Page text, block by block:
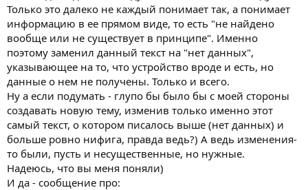
Только это далеко не каждый понимает так, а понимает
информацию в ее прямом виде, то есть "не найдено
вообще или не существует в принципе". Именно
поэтому заменил данный текст на "нет данных",
указывающее на то, что устройство вроде и есть, но
данные о нем не получены. Только и всего.
Ну а если подумать - глупо бы было бы с моей стороны
создавать новую тему, изменив только именно этот
самый текст, о котором писалось выше (нет данных) и
больше ровно нифига, правда ведь?) А ведь изменения-
то были, пусть и несущественные, но нужные.
Надеюсь, что вы меня поняли)
И да - сообщение про: